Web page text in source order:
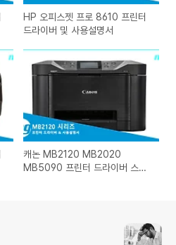
HP 오피스젯 프로 8610 프린터
드라이버 및 사용설명서
캐논 MB2120 MB2020
MB5090 프린터 드라이버 스캐